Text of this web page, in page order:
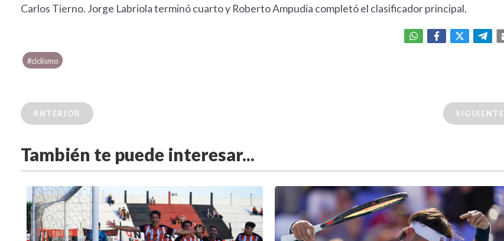
Carlos Tierno. Jorge Labriola terminó cuarto y Roberto Ampudia completó el clasificador principal.
#ciclismo
ANTERIOR SIGUIENTE
También te puede interesar...